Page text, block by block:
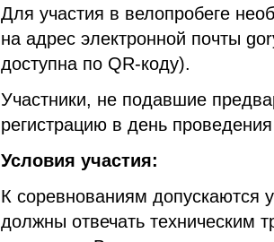
Для участия в велопробеге
на адрес электронной почты
доступна по QR-коду).
Участники, не подавшие
регистрацию в день
Условия участия:
К соревнованиям допускаются
должны отвечать техническим